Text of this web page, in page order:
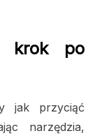
krok po
jak przyciąć
narzędzia,